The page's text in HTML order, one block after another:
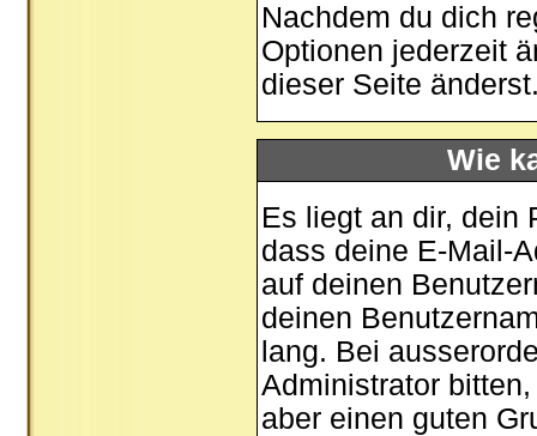
Nachdem du dich
Optionen jederzeit
dieser Seite
Wie
Es liegt an dir, dein
dass deine E-Mail-
auf deinen
deinen
lang. Bei
Administrator
aber einen guten